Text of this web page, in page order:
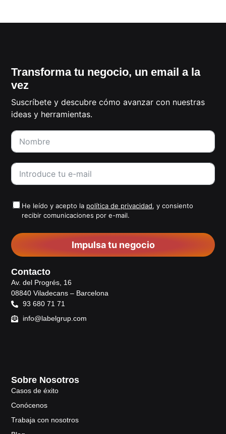
Sobre Nosotros
Casos de éxito
Conócenos
Trabaja con nosotros
Transforma tu negocio, un email a la
vez
Suscríbete y descubre cómo avanzar con nuestras
ideas y herramientas.
He leído y acepto la política de privacidad, y consiento
recibir comunicaciones por e-mail.
Impulsa tu negocio
Contacto
Av. del Progrés, 16
08840 Viladecans – Barcelona
93 680 71 71
info@labelgrup.com